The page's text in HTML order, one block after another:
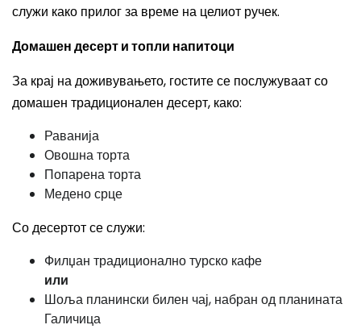
служи како прилог за време на целиот ручек.
Домашен десерт и топли напитоци
За крај на доживувањето, гостите се послужуваат со
домашен традиционален десерт, како:
Раванија
Овошна торта
Попарена торта
Медено срце
Со десертот се служи:
Филџан традиционално турско кафе
или
Шоља планински билен чај, набран од планината
Галичица